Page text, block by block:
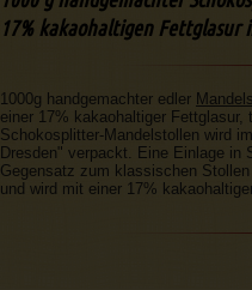
17% kakaohaltigen Fettglasur
1000g handgemachter edler
einer 17% kakaohaltiger
Schokosplitter-Mandelstollen wird
Dresden" verpackt. Eine Einlage in
Gegensatz zum klassischen
und wird mit einer 17%